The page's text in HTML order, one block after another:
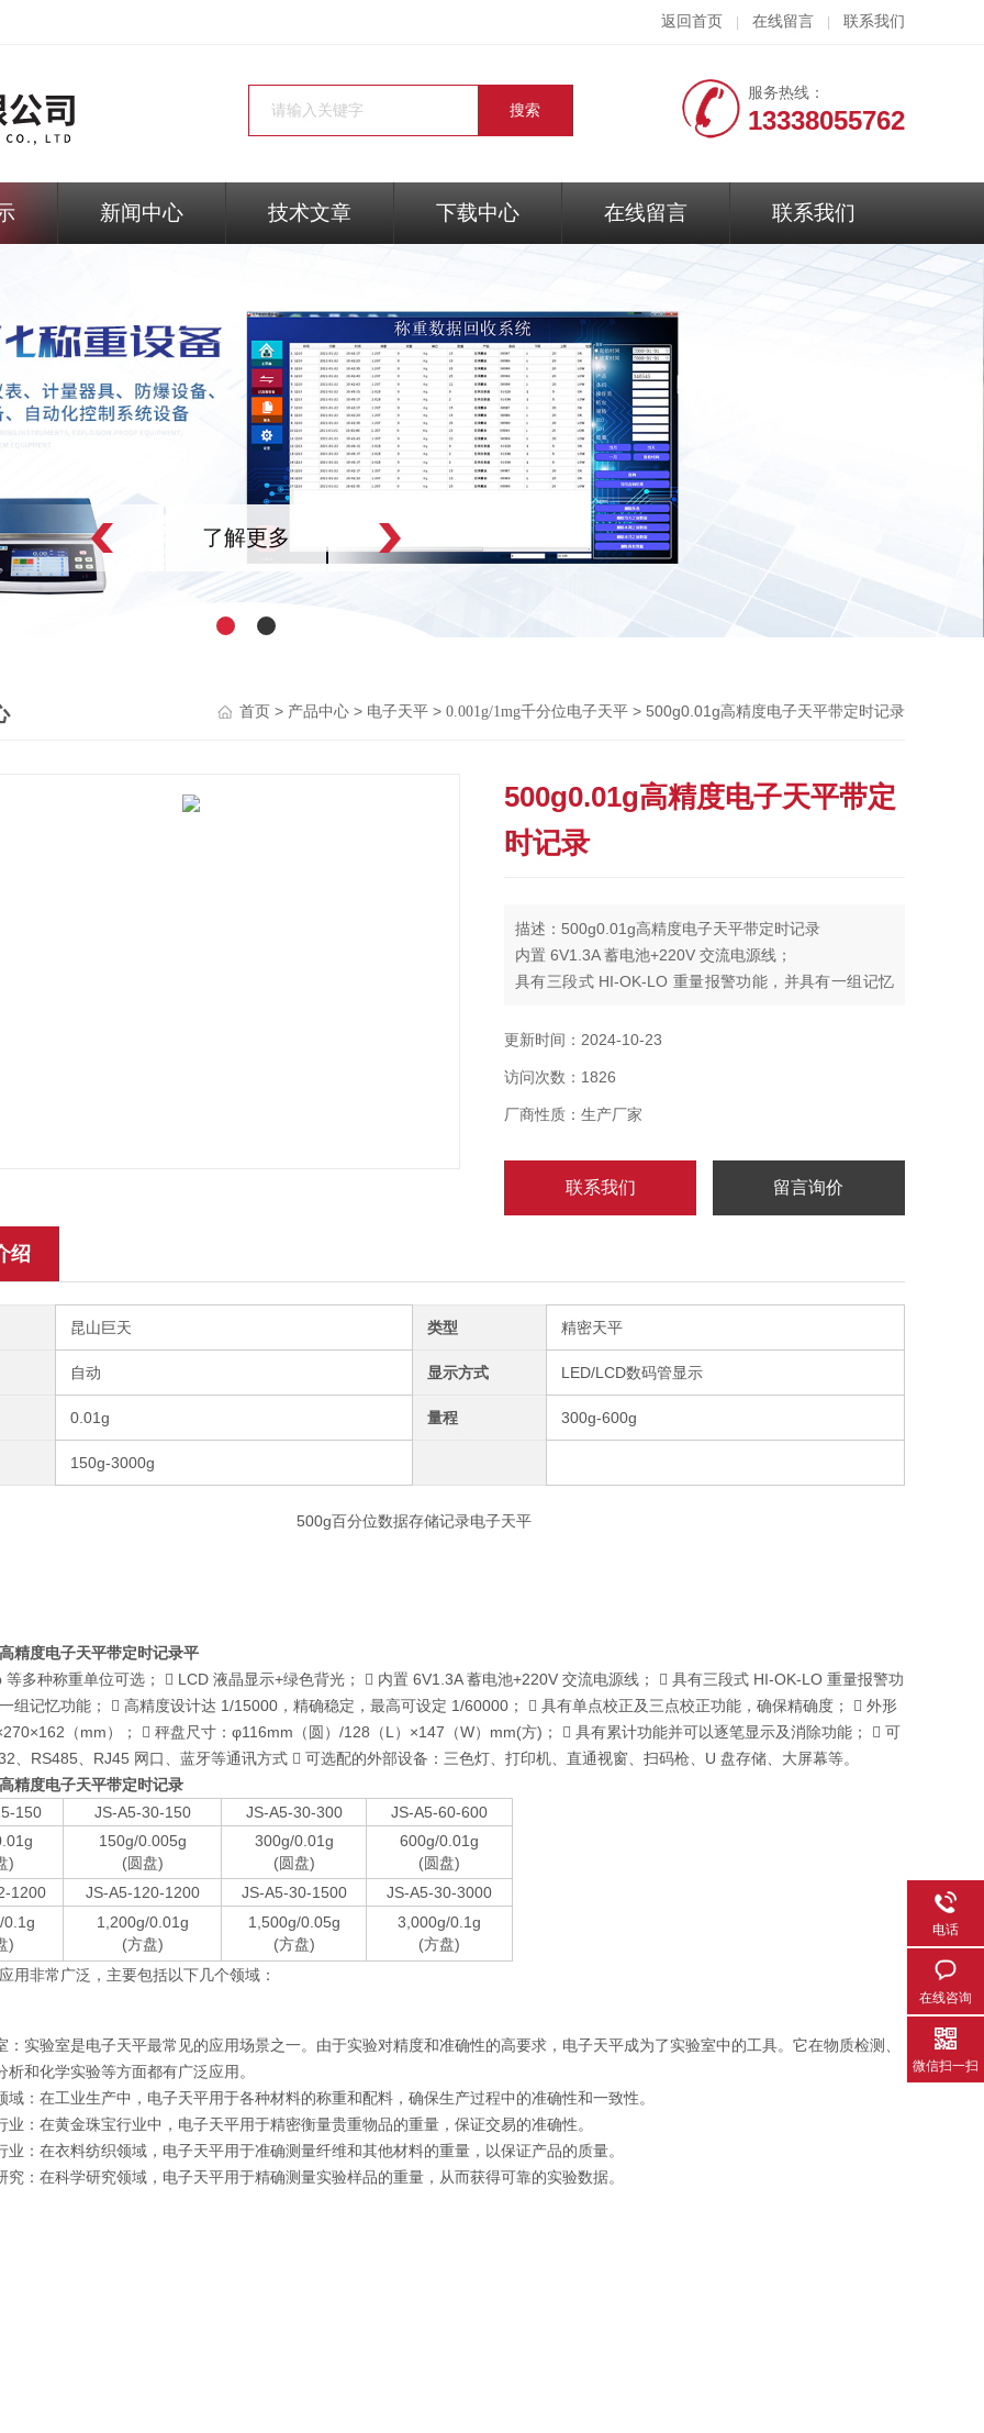
返回首页 在线留言 联系我们
服务热线：
13338055762
新闻中心 技术文章 下载中心 在线留言 联系我们
了解更多
首页 > 产品中心 > 电子天平 > 0.001g/1mg千分位电子天平 > 500g0.01g高精度电子天平带定时记录
500g0.01g高精度电子天平带定
时记录
描述：500g0.01g高精度电子天平带定时记录
内置 6V1.3A 蓄电池+220V 交流电源线；
具有三段式 HI-OK-LO 重量报警功能，并具有一组记忆
高精度设计达 1/15000，精确稳定，最高可设定
具有单点校正及三点校正功能，确保精确度；
更新时间：2024-10-23
访问次数：1826
厂商性质：生产厂家
联系我们 留言询价
绍
昆山巨天 类型 精密天平
自动 显示方式 LED/LCD数码管显示
0.01g 量程 300g-600g
150g-3000g
500g百分位数据存储记录电子天平
精度电子天平带定时记录平
等多种称重单位可选；  LCD 液晶显示+绿色背光；  内置 6V1.3A 蓄电池+220V 交流电源线；  具有三段式 HI-OK-LO 重量报警功
组记忆功能；  高精度设计达 1/15000，精确稳定，最高可设定 1/60000；  具有单点校正及三点校正功能，确保精确度；  外形
（mm）；  秤盘尺寸：φ116mm（圆）/128（L）×147（W）mm(方)；  具有累计功能并可以逐笔显示及消除功能；  可
、RS485、RJ45 网口、蓝牙等通讯方式  可选配的外部设备：三色灯、打印机、直通视窗、扫码枪、U 盘存储、大屏幕等。
精度电子天平带定时记录
150
JS-A5-30-150 JS-A5-30-300
JS-A5-60-600
)
150g/0.005g
(圆盘)
300g/0.01g
(圆盘)
600g/0.01g
(圆盘)
1200
JS-A5-120-1200 JS-A5-30-1500
JS-A5-30-3000
0.1g
)
1,200g/0.01g
(方盘)
1,500g/0.05g
(方盘)
3,000g/0.1g
(方盘)
用非常广泛，主要包括以下几个领域：
：实验室是电子天平最常见的应用场景之一。由于实验对精度和准确性的高要求，电子天平成为了实验室中的工具。它在物质检测、
析和化学实验等方面都有广泛应用。
域：在工业生产中，电子天平用于各种材料的称重和配料，确保生产过程中的准确性和一致性。
业：在黄金珠宝行业中，电子天平用于精密衡量贵重物品的重量，保证交易的准确性。
业：在衣料纺织领域，电子天平用于准确测量纤维和其他材料的重量，以保证产品的质量。
究：在科学研究领域，电子天平用于精确测量实验样品的重量，从而获得可靠的实验数据。
电话
在线咨询
微信扫一扫